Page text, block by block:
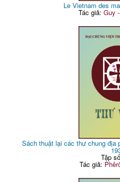
Le Vietnam des
Tác giả:Guy
Sách thuật lại các thư chung địa
Tập
Tác giả: